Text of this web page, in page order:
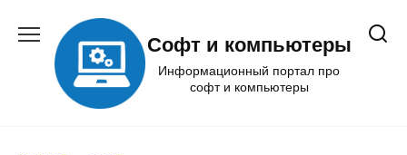
содержанию
Софт и компьютеры
Информационный портал про
софт и компьютеры